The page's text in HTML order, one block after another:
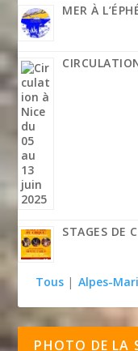
MER À
STAGES DE
Tous | Alpes-
PHOTO DE LA